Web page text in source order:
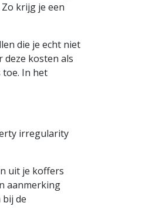
krijg je een
die je echt niet
kosten als
toe. In het
irregularity
uit je koffers
aanmerking
de